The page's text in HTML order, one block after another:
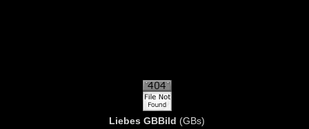
Liebes GBBild (GBs)